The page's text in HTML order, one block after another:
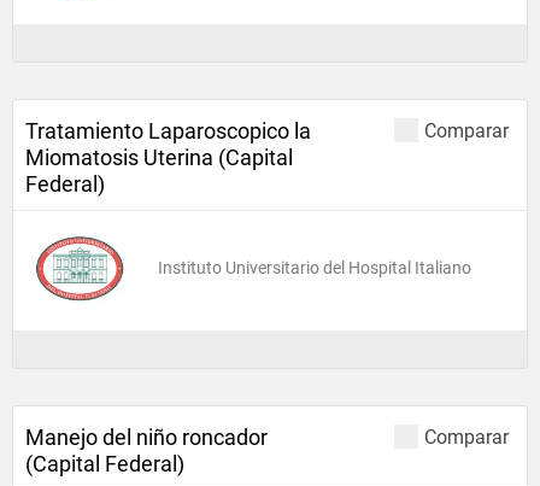
Comparar
Tratamiento Laparoscopico la
Miomatosis Uterina (Capital
Federal)
Instituto Universitario del Hospital Italiano
Comparar
Manejo del niño roncador
(Capital Federal)